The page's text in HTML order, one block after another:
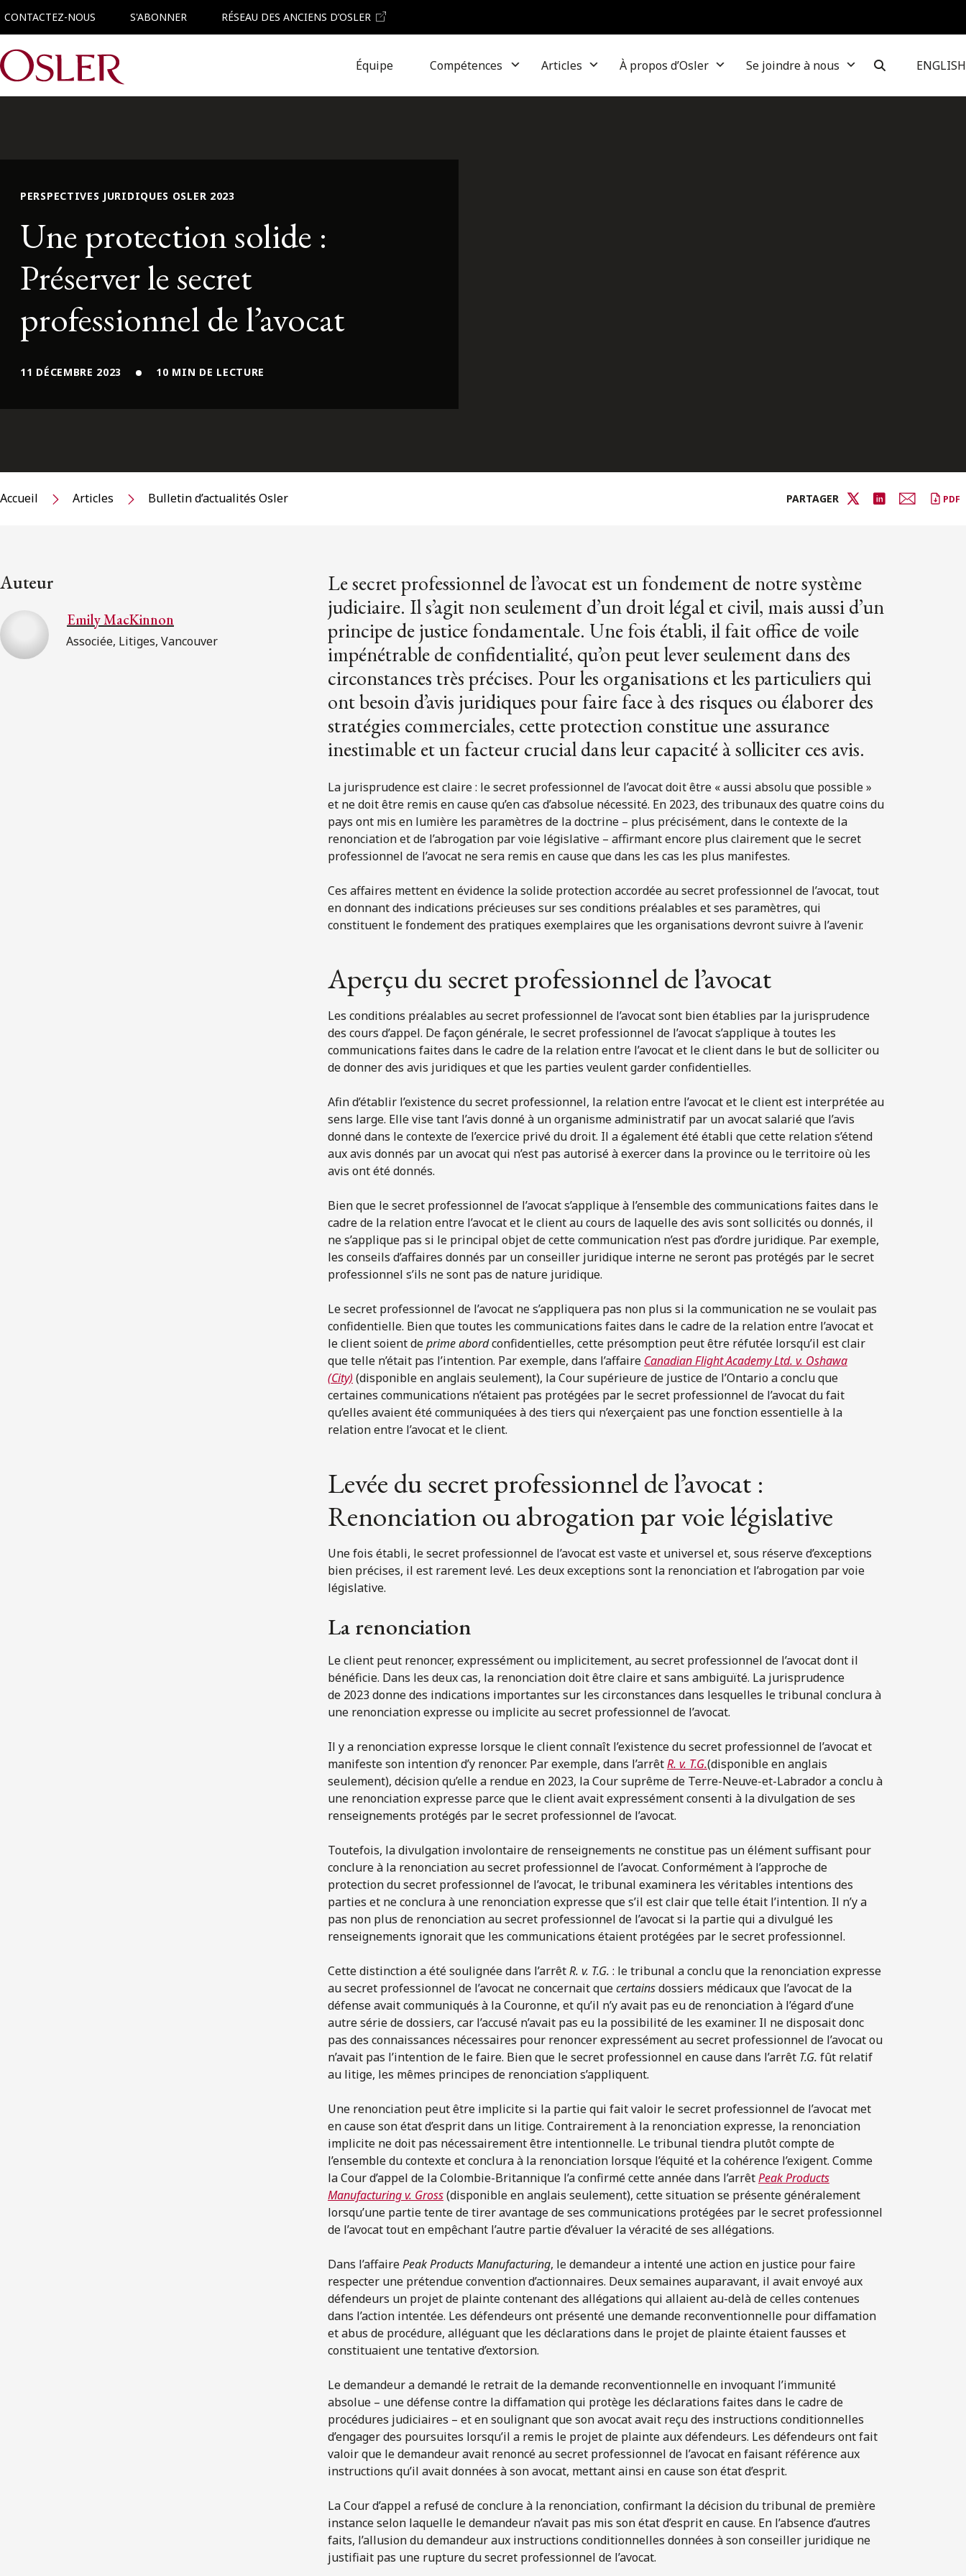
CONTACTEZ-NOUS S'ABONNER RÉSEAU DES ANCIENS D’OSLER
Main Navigation Équipe Compétences Articles À propos d’Osler Se joindre à nous ENGLISH
PERSPECTIVES JURIDIQUES OSLER 2023
Une protection solide :
Préserver le secret
professionnel de l’avocat
11 DÉCEMBRE 2023 10 MIN DE LECTURE
Accueil Articles Bulletin d’actualités Osler PARTAGER PDF
Auteur
Emily MacKinnon
Associée, Litiges, Vancouver
Le secret professionnel de l’avocat est un fondement de notre système
judiciaire. Il s’agit non seulement d’un droit légal et civil, mais aussi d’un
principe de justice fondamentale. Une fois établi, il fait office de voile
impénétrable de confidentialité, qu’on peut lever seulement dans des
circonstances très précises. Pour les organisations et les particuliers qui
ont besoin d’avis juridiques pour faire face à des risques ou élaborer des
stratégies commerciales, cette protection constitue une assurance
inestimable et un facteur crucial dans leur capacité à solliciter ces avis.
La jurisprudence est claire : le secret professionnel de l’avocat doit être « aussi absolu que possible »
et ne doit être remis en cause qu’en cas d’absolue nécessité. En 2023, des tribunaux des quatre coins du
pays ont mis en lumière les paramètres de la doctrine – plus précisément, dans le contexte de la
renonciation et de l’abrogation par voie législative – affirmant encore plus clairement que le secret
professionnel de l’avocat ne sera remis en cause que dans les cas les plus manifestes.
Ces affaires mettent en évidence la solide protection accordée au secret professionnel de l’avocat, tout
en donnant des indications précieuses sur ses conditions préalables et ses paramètres, qui
constituent le fondement des pratiques exemplaires que les organisations devront suivre à l’avenir.
Aperçu du secret professionnel de l’avocat
Les conditions préalables au secret professionnel de l’avocat sont bien établies par la jurisprudence
des cours d’appel. De façon générale, le secret professionnel de l’avocat s’applique à toutes les
communications faites dans le cadre de la relation entre l’avocat et le client dans le but de solliciter ou
de donner des avis juridiques et que les parties veulent garder confidentielles.
Afin d’établir l’existence du secret professionnel, la relation entre l’avocat et le client est interprétée au
sens large. Elle vise tant l’avis donné à un organisme administratif par un avocat salarié que l’avis
donné dans le contexte de l’exercice privé du droit. Il a également été établi que cette relation s’étend
aux avis donnés par un avocat qui n’est pas autorisé à exercer dans la province ou le territoire où les
avis ont été donnés.
Bien que le secret professionnel de l’avocat s’applique à l’ensemble des communications faites dans le
cadre de la relation entre l’avocat et le client au cours de laquelle des avis sont sollicités ou donnés, il
ne s’applique pas si le principal objet de cette communication n’est pas d’ordre juridique. Par exemple,
les conseils d’affaires donnés par un conseiller juridique interne ne seront pas protégés par le secret
professionnel s’ils ne sont pas de nature juridique.
Le secret professionnel de l’avocat ne s’appliquera pas non plus si la communication ne se voulait pas
confidentielle. Bien que toutes les communications faites dans le cadre de la relation entre l’avocat et
le client soient deprime abordconfidentielles, cette présomption peut être réfutée lorsqu’il est clair
que telle n’était pas l’intention. Par exemple, dans l’affaire Canadian Flight Academy Ltd. v. Oshawa
(City) (disponible en anglais seulement), la Cour supérieure de justice de l’Ontario a conclu que
certaines communications n’étaient pas protégées par le secret professionnel de l’avocat du fait
qu’elles avaient été communiquées à des tiers qui n’exerçaient pas une fonction essentielle à la
relation entre l’avocat et le client.
Levée du secret professionnel de l’avocat :
Renonciation ou abrogation par voie législative
Une fois établi, le secret professionnel de l’avocat est vaste et universel et, sous réserve d’exceptions
bien précises, il est rarement levé. Les deux exceptions sont la renonciation et l’abrogation par voie
législative.
La renonciation
Le client peut renoncer, expressément ou implicitement, au secret professionnel de l’avocat dont il
bénéficie. Dans les deux cas, la renonciation doit être claire et sans ambiguïté. La jurisprudence
de 2023 donne des indications importantes sur les circonstances dans lesquelles le tribunal conclura à
une renonciation expresse ou implicite au secret professionnel de l’avocat.
Il y a renonciation expresse lorsque le client connaît l’existence du secret professionnel de l’avocat et
manifeste son intention d’y renoncer. Par exemple, dans l’arrêtR. v. T.G.(disponible en anglais
seulement), décision qu’elle a rendue en 2023, la Cour suprême de Terre-Neuve-et-Labrador a conclu à
une renonciation expresse parce que le client avait expressément consenti à la divulgation de ses
renseignements protégés par le secret professionnel de l’avocat.
Toutefois, la divulgation involontaire de renseignements ne constitue pas un élément suffisant pour
conclure à la renonciation au secret professionnel de l’avocat. Conformément à l’approche de
protection du secret professionnel de l’avocat, le tribunal examinera les véritables intentions des
parties et ne conclura à une renonciation expresse que s’il est clair que telle était l’intention. Il n’y a
pas non plus de renonciation au secret professionnel de l’avocat si la partie qui a divulgué les
renseignements ignorait que les communications étaient protégées par le secret professionnel.
Cette distinction a été soulignée dans l’arrêtR. v. T.G. : le tribunal a conclu que la renonciation expresse
au secret professionnel de l’avocat ne concernait quecertainsdossiers médicaux que l’avocat de la
défense avait communiqués à la Couronne, et qu’il n’y avait pas eu de renonciation à l’égard d’une
autre série de dossiers, car l’accusé n’avait pas eu la possibilité de les examiner. Il ne disposait donc
pas des connaissances nécessaires pour renoncer expressément au secret professionnel de l’avocat ou
n’avait pas l’intention de le faire. Bien que le secret professionnel en cause dans l’arrêt T.G. fût relatif
au litige, les mêmes principes de renonciation s’appliquent.
Une renonciation peut être implicite si la partie qui fait valoir le secret professionnel de l’avocat met
en cause son état d’esprit dans un litige. Contrairement à la renonciation expresse, la renonciation
implicite ne doit pas nécessairement être intentionnelle. Le tribunal tiendra plutôt compte de
l’ensemble du contexte et conclura à la renonciation lorsque l’équité et la cohérence l’exigent. Comme
la Cour d’appel de la Colombie-Britannique l’a confirmé cette année dans l’arrêtPeak Products
Manufacturing v. Gross(disponible en anglais seulement), cette situation se présente généralement
lorsqu’une partie tente de tirer avantage de ses communications protégées par le secret professionnel
de l’avocat tout en empêchant l’autre partie d’évaluer la véracité de ses allégations.
Dans l’affairePeak Products Manufacturing, le demandeur a intenté une action en justice pour faire
respecter une prétendue convention d’actionnaires. Deux semaines auparavant, il avait envoyé aux
défendeurs un projet de plainte contenant des allégations qui allaient au-delà de celles contenues
dans l’action intentée. Les défendeurs ont présenté une demande reconventionnelle pour diffamation
et abus de procédure, alléguant que les déclarations dans le projet de plainte étaient fausses et
constituaient une tentative d’extorsion.
Le demandeur a demandé le retrait de la demande reconventionnelle en invoquant l’immunité
absolue – une défense contre la diffamation qui protège les déclarations faites dans le cadre de
procédures judiciaires – et en soulignant que son avocat avait reçu des instructions conditionnelles
d’engager des poursuites lorsqu’il a remis le projet de plainte aux défendeurs. Les défendeurs ont fait
valoir que le demandeur avait renoncé au secret professionnel de l’avocat en faisant référence aux
instructions qu’il avait données à son avocat, mettant ainsi en cause son état d’esprit.
La Cour d’appel a refusé de conclure à la renonciation, confirmant la décision du tribunal de première
instance selon laquelle le demandeur n’avait pas mis son état d’esprit en cause. En l’absence d’autres
faits, l’allusion du demandeur aux instructions conditionnelles données à son conseiller juridique ne
justifiait pas une rupture du secret professionnel de l’avocat.